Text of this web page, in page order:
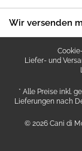
Wir versenden
Liefer- und
* Alle Preise inkl.
Lieferungen nach
© 2026 Cani di